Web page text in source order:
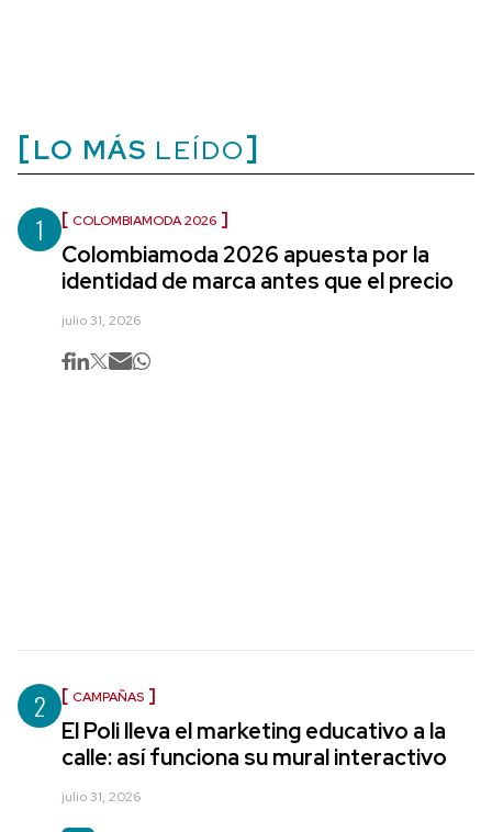
LO MÁS LEÍDO
1 COLOMBIAMODA 2026
Colombiamoda 2026 apuesta por la
identidad de marca antes que el precio
julio 31, 2026
2 CAMPAÑAS
El Poli lleva el marketing educativo a la
calle: así funciona su mural interactivo
julio 31, 2026